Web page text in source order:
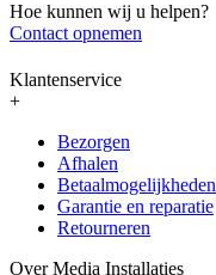
Hoe kunnen wij u helpen?
Contact opnemen
Klantenservice
+
Bezorgen
Afhalen
Betaalmogelijkheden
Garantie en reparatie
Retourneren
Over Media Installaties